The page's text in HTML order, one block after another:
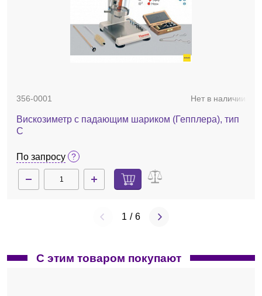
356-0001 Нет в наличии
Вискозиметр с падающим шариком (Гепплера), тип
С
По запросу
1 / 6
С этим товаром покупают